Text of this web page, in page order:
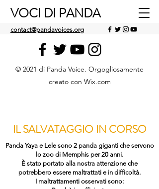
VOCI DI PANDA
contact@pandavoices.org
© 2021 di Panda Voice. Orgogliosamente
creato con Wix.com
IL SALVATAGGIO IN CORSO
Panda Yaya e Lele sono 2 panda giganti che servono
lo zoo di Memphis per 20 anni.
È stato portato alla nostra attenzione che
potrebbero essere maltrattati e in difficoltà.
I maltrattamenti osservati sono: